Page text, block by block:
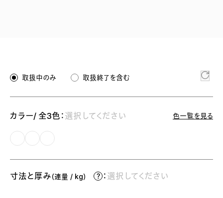
取扱中のみ 取扱終了を含む
カラー/ 全3色： 選択してください 色一覧を見る
寸法と厚み（連量 / kg） ： 選択してください